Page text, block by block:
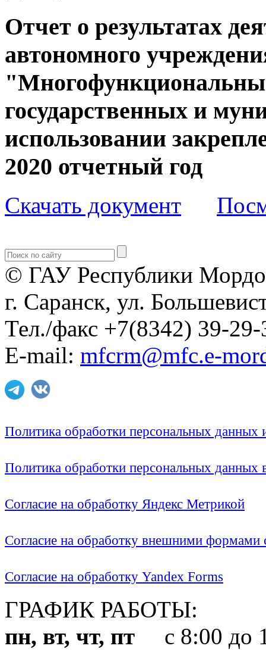
Отчет о результатах
автономного
государственных и
использовании
2020 отчетный год
Скачать документ
© ГАУ Республики
г. Саранск, ул.
Тел./факс +7(8342) 39-29-
E-mail: mfcrm@mfc.e-
Политика обработки персональных
Политика обработки персональных
Согласие на обработку Яндекс Метрикой
Согласие на обработку внешними формами
Согласие на обработку Yandex Forms
ГРАФИК РАБОТЫ:
пн, вт, чт, пт с 8:00 до